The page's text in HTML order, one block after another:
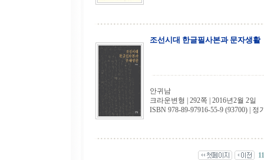
조선시대 한글필사본과 문자생활
안귀남
크라운변형 | 292쪽 | 2016년2월 2일
ISBN 978-89-97916-55-9 (93700) | 정
11